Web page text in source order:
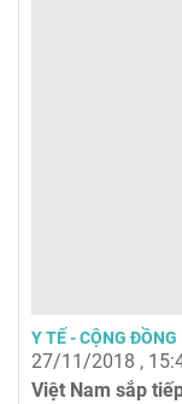
Y TẾ - CỘNG ĐỒNG
27/11/2018 ,
Việt Nam sắp